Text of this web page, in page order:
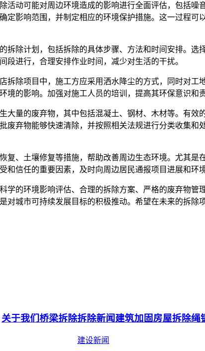
活动可能对周边环境造成的影响进行全面评估，包括
影响范围，并制定相应的环境保护措施。这一过程可
拆除计划，包括拆除的具体步骤、方法和时间安排。
进行，合理安排作业时间，减少对生活的干扰。
拆除项目中，施工方应采用洒水降尘的方式，同时对
的影响。加强对施工人员的培训，提高其环保意识和
大量的废弃物，其中包括混凝土、钢材、木材等。有
废弃物能够快速清除，并按照相关法规进行分类收集
复、土壤修复等措施，帮助改善周边生态环境。尤其
信任的重要因素，及时向周边居民通报项目进展和环
学的环境影响评估、合理的拆除方案、严格的废弃物
对城市可持续发展目标的积极推动。希望在未来的拆
关于我们桥梁拆除拆除新闻
建设新闻
建筑加固房屋拆除绳